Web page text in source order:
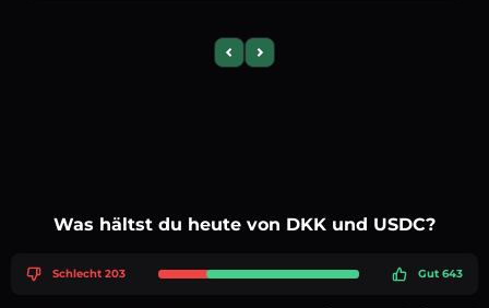
Previous slide
Next slide
Was hältst du heute von DKK und USDC?
Schlecht 203 Gut 643